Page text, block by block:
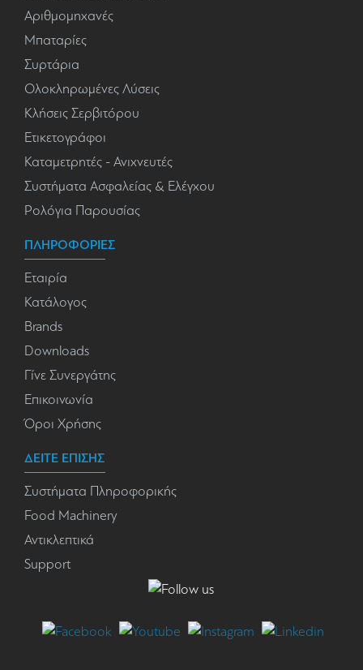
Αριθμομηχανές
Μπαταρίες
Συρτάρια
Ολοκληρωμένες Λύσεις
Κλήσεις Σερβιτόρου
Ετικετογράφοι
Καταμετρητές - Ανιχνευτές
Συστήματα Ασφαλείας & Ελέγχου
Ρολόγια Παρουσίας
ΠΛΗΡΟΦΟΡΙΕΣ
Εταιρία
Κατάλογος
Brands
Downloads
Γίνε Συνεργάτης
Επικοινωνία
Όροι Χρήσης
ΔΕΙΤΕ ΕΠΙΣΗΣ
Συστήματα Πληροφορικής
Food Machinery
Αντικλεπτικά
Support